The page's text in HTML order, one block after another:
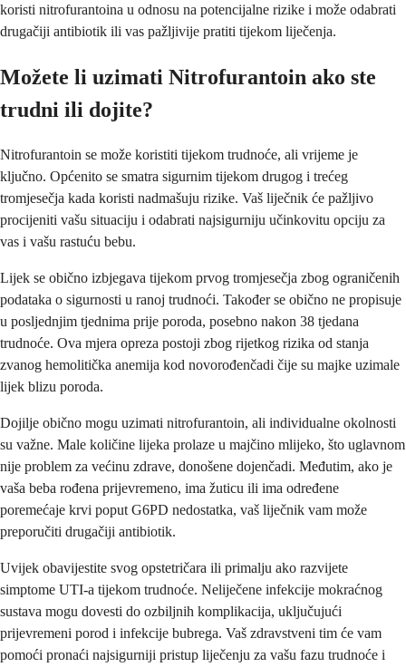
koristi nitrofurantoina u odnosu na potencijalne rizike i može odabrati
drugačiji antibiotik ili vas pažljivije pratiti tijekom liječenja.
Možete li uzimati Nitrofurantoin ako ste
trudni ili dojite?
Nitrofurantoin se može koristiti tijekom trudnoće, ali vrijeme je
ključno. Općenito se smatra sigurnim tijekom drugog i trećeg
tromjesečja kada koristi nadmašuju rizike. Vaš liječnik će pažljivo
procijeniti vašu situaciju i odabrati najsigurniju učinkovitu opciju za
vas i vašu rastuću bebu.
Lijek se obično izbjegava tijekom prvog tromjesečja zbog ograničenih
podataka o sigurnosti u ranoj trudnoći. Također se obično ne propisuje
u posljednjim tjednima prije poroda, posebno nakon 38 tjedana
trudnoće. Ova mjera opreza postoji zbog rijetkog rizika od stanja
zvanog hemolitička anemija kod novorođenčadi čije su majke uzimale
lijek blizu poroda.
Dojilje obično mogu uzimati nitrofurantoin, ali individualne okolnosti
su važne. Male količine lijeka prolaze u majčino mlijeko, što uglavnom
nije problem za većinu zdrave, donošene dojenčadi. Međutim, ako je
vaša beba rođena prijevremeno, ima žuticu ili ima određene
poremećaje krvi poput G6PD nedostatka, vaš liječnik vam može
preporučiti drugačiji antibiotik.
Uvijek obavijestite svog opstetričara ili primalju ako razvijete
simptome UTI-a tijekom trudnoće. Neliječene infekcije mokraćnog
sustava mogu dovesti do ozbiljnih komplikacija, uključujući
prijevremeni porod i infekcije bubrega. Vaš zdravstveni tim će vam
pomoći pronaći najsigurniji pristup liječenju za vašu fazu trudnoće i